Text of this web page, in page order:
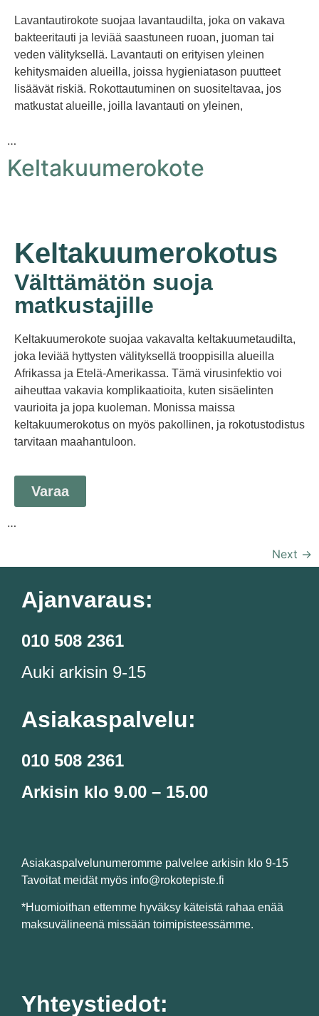
Lavantautirokote suojaa lavantaudilta, joka on vakava
bakteeritauti ja leviää saastuneen ruoan, juoman tai
veden välityksellä. Lavantauti on erityisen yleinen
kehitysmaiden alueilla, joissa hygieniatason puutteet
lisäävät riskiä. Rokottautuminen on suositeltavaa, jos
matkustat alueille, joilla lavantauti on yleinen,
…
Keltakuumerokote
Keltakuumerokotus
Välttämätön suoja
matkustajille
Keltakuumerokote suojaa vakavalta keltakuumetaudilta,
joka leviää hyttysten välityksellä trooppisilla alueilla
Afrikassa ja Etelä-Amerikassa. Tämä virusinfektio voi
aiheuttaa vakavia komplikaatioita, kuten sisäelinten
vaurioita ja jopa kuoleman. Monissa maissa
keltakuumerokotus on myös pakollinen, ja rokotustodistus
tarvitaan maahantuloon.
Varaa
…
Next →
Ajanvaraus:
010 508 2361
Auki arkisin 9-15
Asiakaspalvelu:
010 508 2361
Arkisin klo 9.00 – 15.00
Asiakaspalvelunumeromme palvelee arkisin klo 9-15
Tavoitat meidät myös info@rokotepiste.fi
*Huomioithan ettemme hyväksy käteistä rahaa enää
maksuvälineenä missään toimipisteessämme.
Yhteystiedot: